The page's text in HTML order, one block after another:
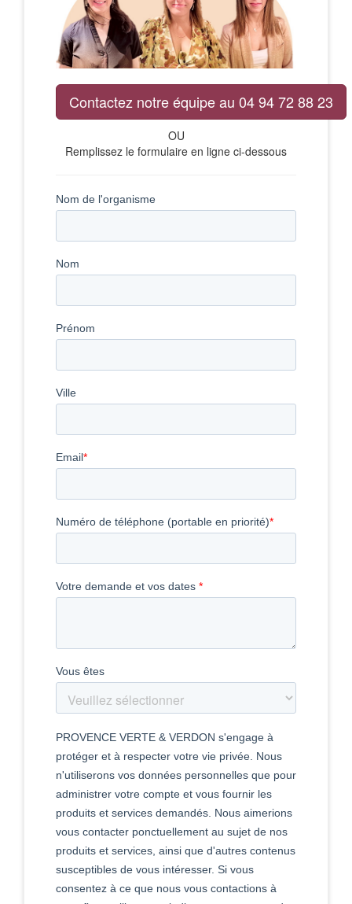
Contactez notre équipe au 04 94 72 88 23
OU
Remplissez le formulaire en ligne ci-dessous